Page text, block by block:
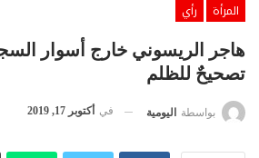
المرأة
رأي
هاجر الريسوني خارج أسوار
تصحيحٌ للظلم
بواسطة اليومية في أكتوبر 17, 2019